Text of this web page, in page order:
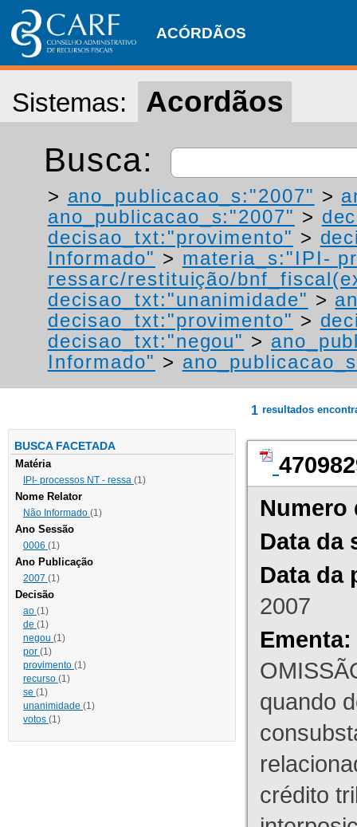
ACÓRDÃOS
Sistemas: Acordãos
Busca:
> ano_publicacao_s:"2007" >
ano_publicacao_s:"2007" >
decisao_txt:"provimento" >
Informado" > materia_s:"IPI-
ressarc/restituição/
decisao_txt:"unanimidade" >
decisao_txt:"provimento" >
decisao_txt:"negou" >
Informado" >
BUSCA FACETADA
Matéria
IPI- processos NT - ressa (1)
Nome Relator
Não Informado (1)
Ano Sessão
0006 (1)
Ano Publicação
2007 (1)
Decisão
ao (1)
de (1)
negou (1)
por (1)
provimento (1)
recurso (1)
se (1)
unanimidade (1)
votos (1)
1 resultados
Numero
Data da
Data da
2007
Ementa:
quando
crédito